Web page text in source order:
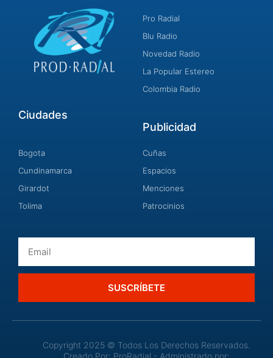
Pro Radial
Blu Radio
Novedad Radio
La Popular Estereo
Colombia Radio
Ciudades
Bogota
Cundinamarca
Girardot
Tolima
Publicidad
Cuñas
Espacios
Menciones
Patrocinios
SUSCRÍBETE
Copyright 2025 © Todos Los Derechos Reservados.